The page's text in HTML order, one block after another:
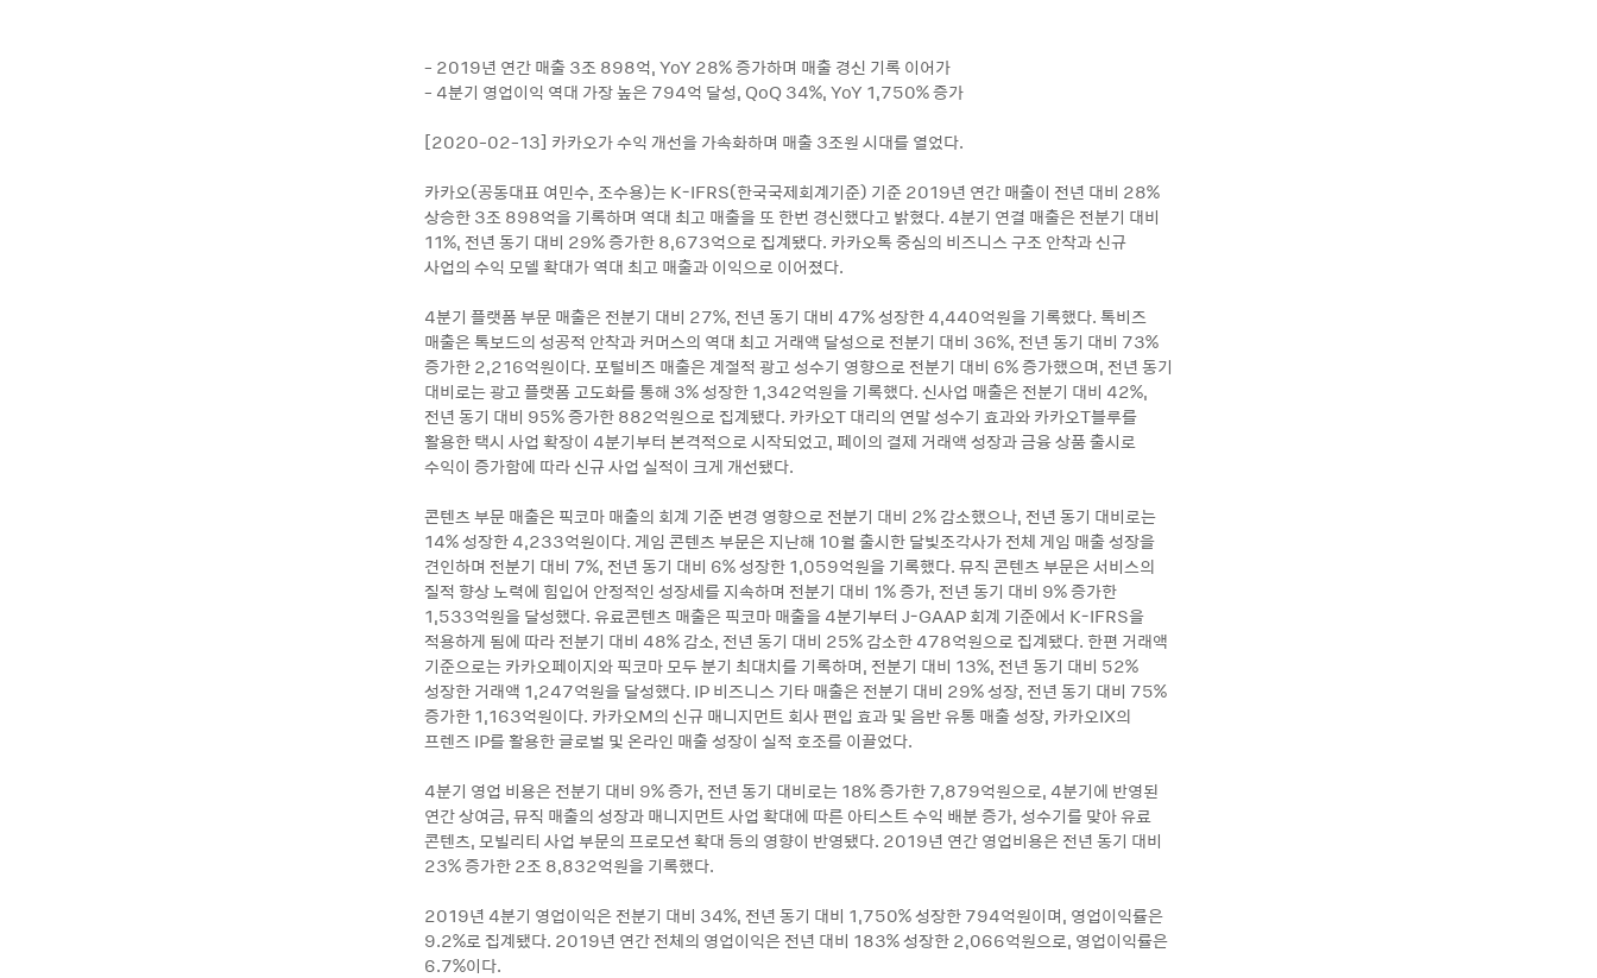
- 2019년 연간 매출 3조 898억, YoY 28% 증가하며 매출 경신 기록 이어가
- 4분기 영업이익 역대 가장 높은 794억 달성, QoQ 34%, YoY 1,750% 증가
[2020-02-13] 카카오가 수익 개선을 가속화하며 매출 3조원 시대를 열었다.
카카오(공동대표 여민수, 조수용)는 K-IFRS(한국국제회계기준) 기준 2019년 연간 매출이 전년 대비 28%
상승한 3조 898억을 기록하며 역대 최고 매출을 또 한번 경신했다고 밝혔다. 4분기 연결 매출은 전분기 대비
11%, 전년 동기 대비 29% 증가한 8,673억으로 집계됐다. 카카오톡 중심의 비즈니스 구조 안착과 신규
사업의 수익 모델 확대가 역대 최고 매출과 이익으로 이어졌다.
4분기 플랫폼 부문 매출은 전분기 대비 27%, 전년 동기 대비 47% 성장한 4,440억원을 기록했다. 톡비즈
매출은 톡보드의 성공적 안착과 커머스의 역대 최고 거래액 달성으로 전분기 대비 36%, 전년 동기 대비 73%
증가한 2,216억원이다. 포털비즈 매출은 계절적 광고 성수기 영향으로 전분기 대비 6% 증가했으며, 전년 동기
대비로는 광고 플랫폼 고도화를 통해 3% 성장한 1,342억원을 기록했다. 신사업 매출은 전분기 대비 42%,
전년 동기 대비 95% 증가한 882억원으로 집계됐다. 카카오T 대리의 연말 성수기 효과와 카카오T블루를
활용한 택시 사업 확장이 4분기부터 본격적으로 시작되었고, 페이의 결제 거래액 성장과 금융 상품 출시로
수익이 증가함에 따라 신규 사업 실적이 크게 개선됐다.
콘텐츠 부문 매출은 픽코마 매출의 회계 기준 변경 영향으로 전분기 대비 2% 감소했으나, 전년 동기 대비로는
14% 성장한 4,233억원이다. 게임 콘텐츠 부문은 지난해 10월 출시한 달빛조각사가 전체 게임 매출 성장을
견인하며 전분기 대비 7%, 전년 동기 대비 6% 성장한 1,059억원을 기록했다. 뮤직 콘텐츠 부문은 서비스의
질적 향상 노력에 힘입어 안정적인 성장세를 지속하며 전분기 대비 1% 증가, 전년 동기 대비 9% 증가한
1,533억원을 달성했다. 유료콘텐츠 매출은 픽코마 매출을 4분기부터 J-GAAP 회계 기준에서 K-IFRS을
적용하게 됨에 따라 전분기 대비 48% 감소, 전년 동기 대비 25% 감소한 478억원으로 집계됐다. 한편 거래액
기준으로는 카카오페이지와 픽코마 모두 분기 최대치를 기록하며, 전분기 대비 13%, 전년 동기 대비 52%
성장한 거래액 1,247억원을 달성했다. IP 비즈니스 기타 매출은 전분기 대비 29% 성장, 전년 동기 대비 75%
증가한 1,163억원이다. 카카오M의 신규 매니지먼트 회사 편입 효과 및 음반 유통 매출 성장, 카카오IX의
프렌즈 IP를 활용한 글로벌 및 온라인 매출 성장이 실적 호조를 이끌었다.
4분기 영업 비용은 전분기 대비 9% 증가, 전년 동기 대비로는 18% 증가한 7,879억원으로, 4분기에 반영된
연간 상여금, 뮤직 매출의 성장과 매니지먼트 사업 확대에 따른 아티스트 수익 배분 증가, 성수기를 맞아 유료
콘텐츠, 모빌리티 사업 부문의 프로모션 확대 등의 영향이 반영됐다. 2019년 연간 영업비용은 전년 동기 대비
23% 증가한 2조 8,832억원을 기록했다.
2019년 4분기 영업이익은 전분기 대비 34%, 전년 동기 대비 1,750% 성장한 794억원이며, 영업이익률은
9.2%로 집계됐다. 2019년 연간 전체의 영업이익은 전년 대비 183% 성장한 2,066억원으로, 영업이익률은
6.7%이다.